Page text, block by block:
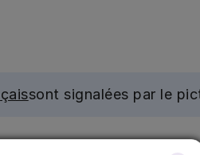
sont signalées par le
aux médecins généralistes